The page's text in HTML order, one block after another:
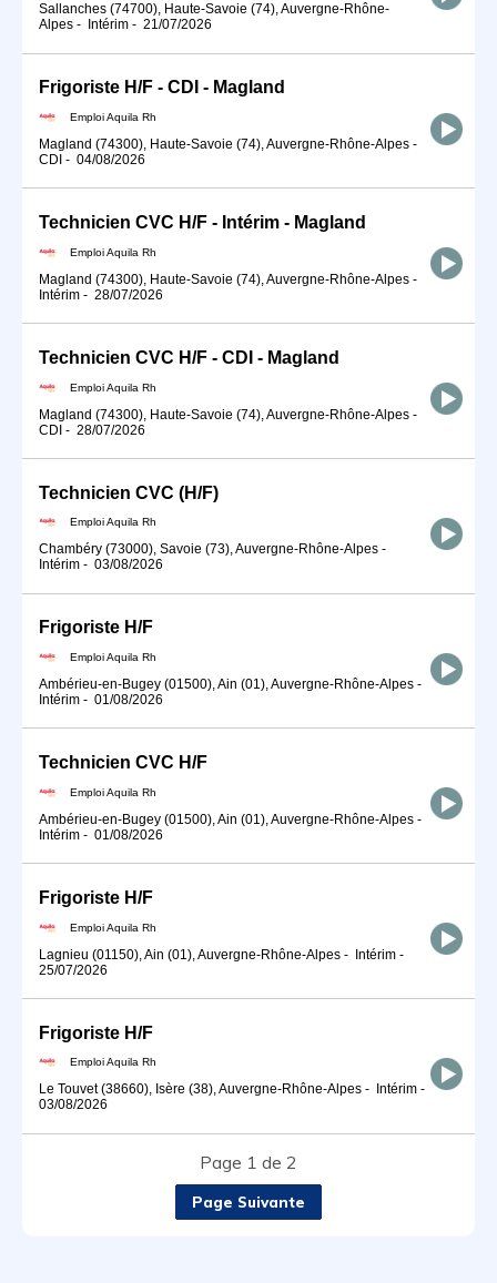
Sallanches (74700), Haute-Savoie (74), Auvergne-Rhône-
Alpes - Intérim - 21/07/2026
Frigoriste H/F - CDI - Magland
Emploi Aquila Rh
Magland (74300), Haute-Savoie (74), Auvergne-Rhône-Alpes -
CDI - 04/08/2026
Technicien CVC H/F - Intérim - Magland
Emploi Aquila Rh
Magland (74300), Haute-Savoie (74), Auvergne-Rhône-Alpes -
Intérim - 28/07/2026
Technicien CVC H/F - CDI - Magland
Emploi Aquila Rh
Magland (74300), Haute-Savoie (74), Auvergne-Rhône-Alpes -
CDI - 28/07/2026
Technicien CVC (H/F)
Emploi Aquila Rh
Chambéry (73000), Savoie (73), Auvergne-Rhône-Alpes -
Intérim - 03/08/2026
Frigoriste H/F
Emploi Aquila Rh
Ambérieu-en-Bugey (01500), Ain (01), Auvergne-Rhône-Alpes -
Intérim - 01/08/2026
Technicien CVC H/F
Emploi Aquila Rh
Ambérieu-en-Bugey (01500), Ain (01), Auvergne-Rhône-Alpes -
Intérim - 01/08/2026
Frigoriste H/F
Emploi Aquila Rh
Lagnieu (01150), Ain (01), Auvergne-Rhône-Alpes - Intérim -
25/07/2026
Frigoriste H/F
Emploi Aquila Rh
Le Touvet (38660), Isère (38), Auvergne-Rhône-Alpes - Intérim -
03/08/2026
Page 1 de 2
Page Suivante